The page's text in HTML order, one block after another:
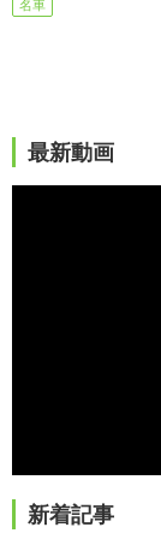
名車
最新動画
新着記事